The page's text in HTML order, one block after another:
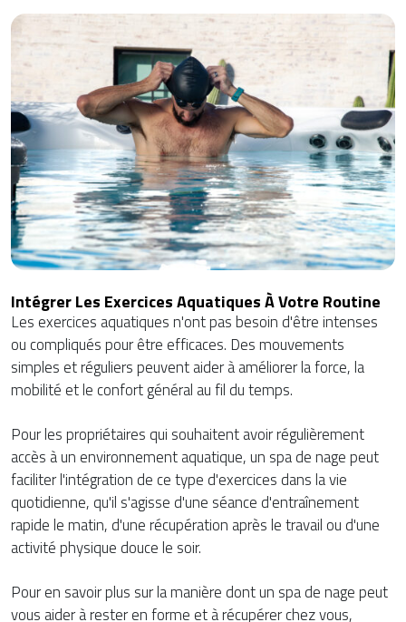
Intégrer Les Exercices Aquatiques À Votre Routine
Les exercices aquatiques n'ont pas besoin d'être intenses
ou compliqués pour être efficaces. Des mouvements
simples et réguliers peuvent aider à améliorer la force, la
mobilité et le confort général au fil du temps.
Pour les propriétaires qui souhaitent avoir régulièrement
accès à un environnement aquatique, un spa de nage peut
faciliter l'intégration de ce type d'exercices dans la vie
quotidienne, qu'il s'agisse d'une séance d'entraînement
rapide le matin, d'une récupération après le travail ou d'une
activité physique douce le soir.
Pour en savoir plus sur la manière dont un spa de nage peut
vous aider à rester en forme et à récupérer chez vous,